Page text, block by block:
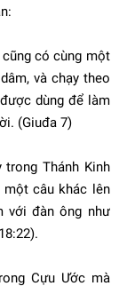
có cùng một
và chạy theo
dùng để làm
(Giuđa 7)
Thánh Kinh
câu khác lên
với đàn ông như
Cựu Ước mà